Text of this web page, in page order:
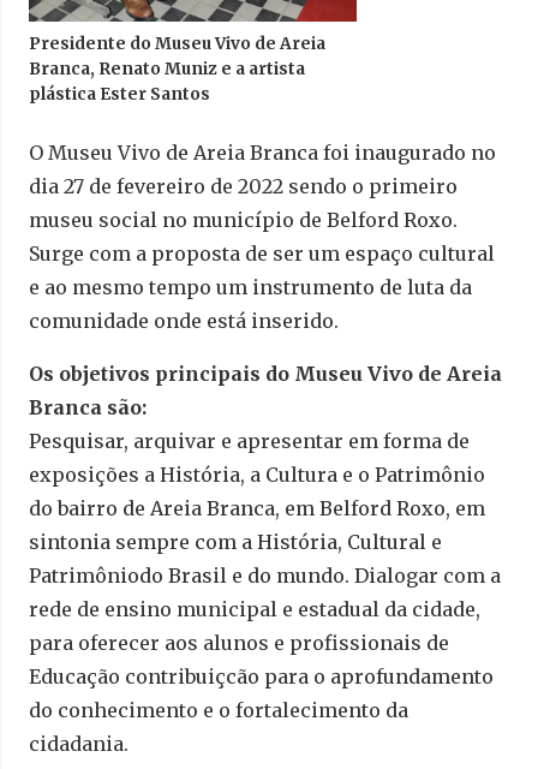
Presidente do Museu Vivo de Areia
Branca, Renato Muniz e a artista
plástica Ester Santos
O Museu Vivo de Areia Branca foi inaugurado no
dia 27 de fevereiro de 2022 sendo o primeiro
museu social no município de Belford Roxo.
Surge com a proposta de ser um espaço cultural
e ao mesmo tempo um instrumento de luta da
comunidade onde está inserido.
Os objetivos principais do Museu Vivo de Areia
Branca são:
Pesquisar, arquivar e apresentar em forma de
exposições a História, a Cultura e o Patrimônio
do bairro de Areia Branca, em Belford Roxo, em
sintonia sempre com a História, Cultural e
Patrimôniodo Brasil e do mundo. Dialogar com a
rede de ensino municipal e estadual da cidade,
para oferecer aos alunos e profissionais de
Educação contribuiçcão para o aprofundamento
do conhecimento e o fortalecimento da
cidadania.